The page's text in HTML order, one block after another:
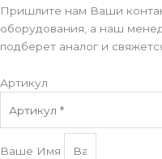
Пришлите нам Ваши
оборудования, а наш
подберет аналог и
Артикул
Ваше Имя